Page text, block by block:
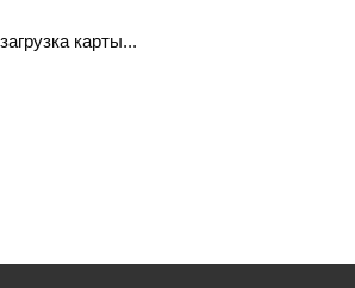
загрузка карты...